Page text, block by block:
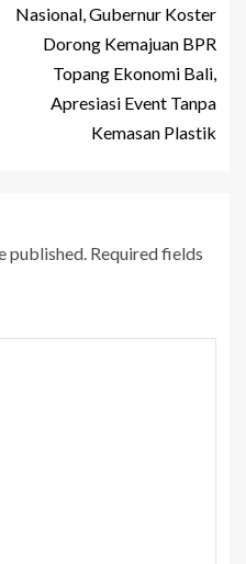
Nasional, Gubernur Koster
Dorong Kemajuan BPR
Topang Ekonomi Bali,
Apresiasi Event Tanpa
Kemasan Plastik
published. Required fields